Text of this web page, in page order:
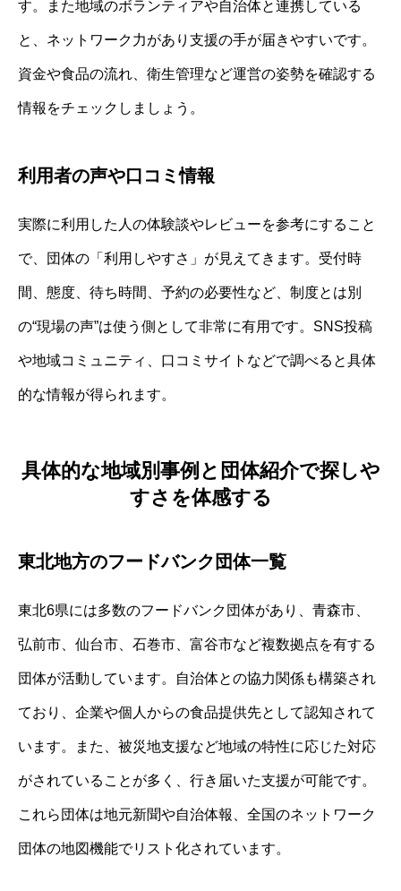
す。また地域のボランティアや自治体と連携している
と、ネットワーク力があり支援の手が届きやすいです。
資金や食品の流れ、衛生管理など運営の姿勢を確認する
情報をチェックしましょう。
利用者の声や口コミ情報
実際に利用した人の体験談やレビューを参考にすること
で、団体の「利用しやすさ」が見えてきます。受付時
間、態度、待ち時間、予約の必要性など、制度とは別
の“現場の声”は使う側として非常に有用です。SNS投稿
や地域コミュニティ、口コミサイトなどで調べると具体
的な情報が得られます。
具体的な地域別事例と団体紹介で探しや
すさを体感する
東北地方のフードバンク団体一覧
東北6県には多数のフードバンク団体があり、青森市、
弘前市、仙台市、石巻市、富谷市など複数拠点を有する
団体が活動しています。自治体との協力関係も構築され
ており、企業や個人からの食品提供先として認知されて
います。また、被災地支援など地域の特性に応じた対応
がされていることが多く、行き届いた支援が可能です。
これら団体は地元新聞や自治体報、全国のネットワーク
団体の地図機能でリスト化されています。